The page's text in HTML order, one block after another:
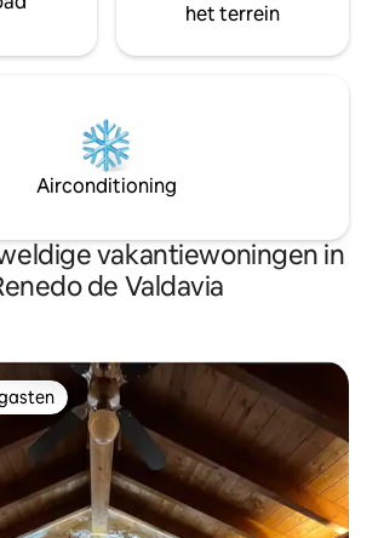
het terrein
Airconditioning
vakantiewoningen in
de Valdavia
gasten